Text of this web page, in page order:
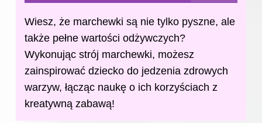
Wiesz, że marchewki są nie tylko pyszne, ale
także pełne wartości odżywczych?
Wykonując strój marchewki, możesz
zainspirować dziecko do jedzenia zdrowych
warzyw, łącząc naukę o ich korzyściach z
kreatywną zabawą!